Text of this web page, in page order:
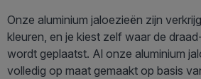
Onze aluminium jaloezieën zijn
kleuren, en je kiest zelf waar de
wordt geplaatst. Al onze aluminium
volledig op maat gemaakt op basis